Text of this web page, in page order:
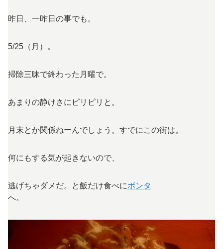
昨日、一昨日の事でも。
5/25（月）。
掃除三昧で終わった月曜で。
あまりの静けさにピリピリと。
月末とか関係ねーんでしょう。すでにこの街は。
何にもする気が起きないので、
逃げちゃダメだ。と飯だけ食べにボンタ
へ。